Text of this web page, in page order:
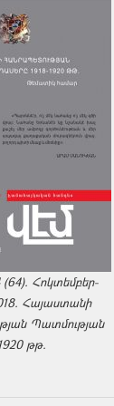
Հոկտեմբեր-
Հայաստանի
Պատմության
թթ.